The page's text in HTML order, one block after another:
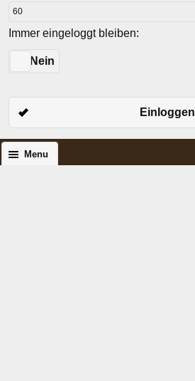
Immer eingeloggt bleiben:
Nein
Einloggen
Menu